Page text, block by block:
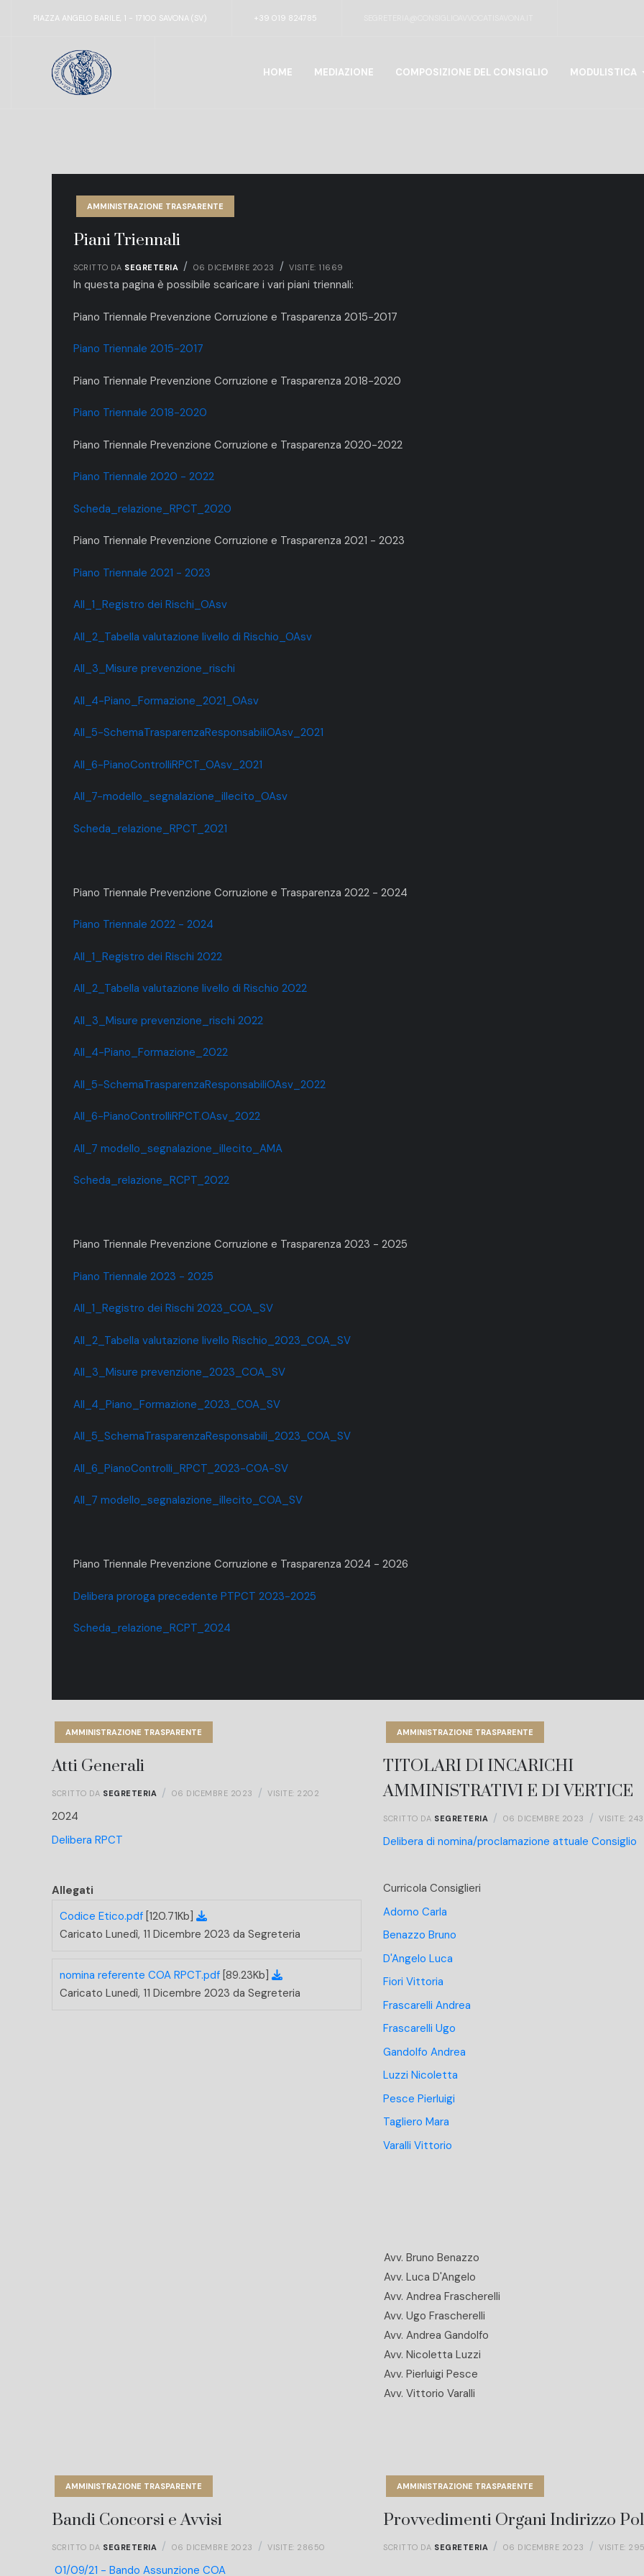
PIAZZA ANGELO BARILE, 1 - 17100 SAVONA (SV) +39 019 824785
HOME MEDIAZIONE COMPOSIZIONE DEL CONSIGLIO MODULISTICA
AMMINISTRAZIONE TRASPARENTE
Piani Triennali
SCRITTO DA SEGRETERIA 06 DICEMBRE 2023 VISITE: 11669
In questa pagina è possibile scaricare i vari piani triennali:
Piano Triennale Prevenzione Corruzione e Trasparenza 2015-2017
Piano Triennale 2015-2017
Piano Triennale Prevenzione Corruzione e Trasparenza 2018-2020
Piano Triennale 2018-2020
Piano Triennale Prevenzione Corruzione e Trasparenza 2020-2022
Piano Triennale 2020 - 2022
Scheda_relazione_RPCT_2020
Piano Triennale Prevenzione Corruzione e Trasparenza 2021 - 2023
Piano Triennale 2021 - 2023
All_1_Registro dei Rischi_OAsv
All_2_Tabella valutazione livello di Rischio_OAsv
All_3_Misure prevenzione_rischi
All_4-Piano_Formazione_2021_OAsv
All_5-SchemaTrasparenzaResponsabiliOAsv_2021
All_6-PianoControlliRPCT_OAsv_2021
All_7-modello_segnalazione_illecito_OAsv
Scheda_relazione_RPCT_2021
Piano Triennale Prevenzione Corruzione e Trasparenza 2022 - 2024
Piano Triennale 2022 - 2024
All_1_Registro dei Rischi 2022
All_2_Tabella valutazione livello di Rischio 2022
All_3_Misure prevenzione_rischi 2022
All_4-Piano_Formazione_2022
All_5-SchemaTrasparenzaResponsabiliOAsv_2022
All_6-PianoControlliRPCT.OAsv_2022
All_7 modello_segnalazione_illecito_AMA
Scheda_relazione_RCPT_2022
Piano Triennale Prevenzione Corruzione e Trasparenza 2023 - 2025
Piano Triennale 2023 - 2025
All_1_Registro dei Rischi 2023_COA_SV
All_2_Tabella valutazione livello Rischio_2023_COA_SV
All_3_Misure prevenzione_2023_COA_SV
All_4_Piano_Formazione_2023_COA_SV
All_5_SchemaTrasparenzaResponsabili_2023_COA_SV
All_6_PianoControlli_RPCT_2023-COA-SV
All_7 modello_segnalazione_illecito_COA_SV
Piano Triennale Prevenzione Corruzione e Trasparenza 2024 - 2026
Delibera proroga precedente PTPCT 2023-2025
Scheda_relazione_RCPT_2024
AMMINISTRAZIONE TRASPARENTE
Atti Generali
SCRITTO DA SEGRETERIA 06 DICEMBRE 2023 VISITE: 2202
2024
Delibera RPCT
Allegati
Codice Etico.pdf [120.71Kb]
Caricato Lunedì, 11 Dicembre 2023 da Segreteria
nomina referente COA RPCT.pdf [89.23Kb]
Caricato Lunedì, 11 Dicembre 2023 da Segreteria
AMMINISTRAZIONE TRASPARENTE
TITOLARI DI INCARICHI
AMMINISTRATIVI E DI VERTICE
SCRITTO DA SEGRETERIA 06 DICEMBRE 2023 VISITE:
Delibera di nomina/proclamazione attuale Consiglio
Curricola Consiglieri
Adorno Carla
Benazzo Bruno
D'Angelo Luca
Fiori Vittoria
Frascarelli Andrea
Frascarelli Ugo
Gandolfo Andrea
Luzzi Nicoletta
Pesce Pierluigi
Tagliero Mara
Varalli Vittorio
Avv. Bruno Benazzo
Avv. Luca D'Angelo
Avv. Andrea Frascherelli
Avv. Ugo Frascherelli
Avv. Andrea Gandolfo
Avv. Nicoletta Luzzi
Avv. Pierluigi Pesce
Avv. Vittorio Varalli
AMMINISTRAZIONE TRASPARENTE
Bandi Concorsi e Avvisi
SCRITTO DA SEGRETERIA 06 DICEMBRE 2023 VISITE: 28650
01/09/21 - Bando Assunzione COA
AMMINISTRAZIONE TRASPARENTE
Provvedimenti Organi Indirizzo
SCRITTO DA SEGRETERIA 06 DICEMBRE 2023 VISITE: